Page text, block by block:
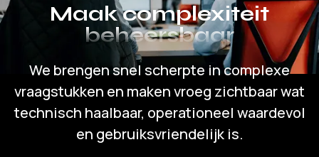
Maak complexiteit
beheersbaar
We brengen snel scherpte in complexe
vraagstukken en maken vroeg zichtbaar wat
technisch haalbaar, operationeel waardevol
en gebruiksvriendelijk is.